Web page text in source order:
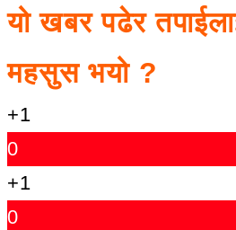
यो खबर पढेर
महसुस भयो ?
+1
0
+1
0